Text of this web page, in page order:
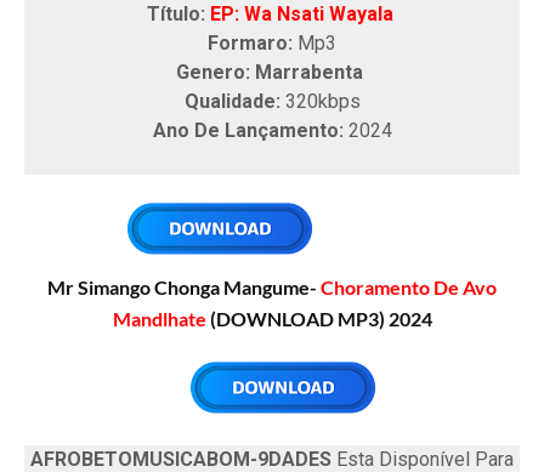
Título: EP: Wa Nsati Wayala
Formaro: Mp3
Genero: Marrabenta
Qualidade: 320kbps
Ano De Lançamento: 2024
Mr Simango Chonga Mangume- Choramento De Avo
Mandlhate (DOWNLOAD MP3) 2024
AFROBETOMUSICABOM-9DADES Esta Disponível Para